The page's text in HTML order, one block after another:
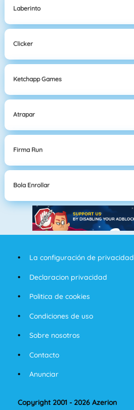
Laberinto
Clicker
Ketchapp Games
Atrapar
Firma Run
Bola Enrollar
La configuración de privacidad
Declaracion privacidad
Politica de cookies
Condiciones de uso
Sobre nosotros
Contacto
Anunciar
Copyright 2001 - 2026 Azerion